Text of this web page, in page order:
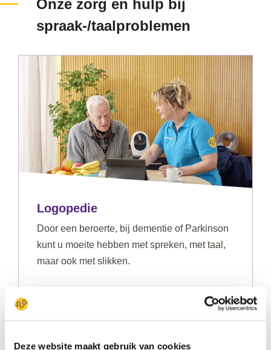
Deze website maakt gebruik van cookies
Onze zorg en hulp bij
spraak-/taalproblemen
Logopedie
Door een beroerte, bij dementie of Parkinson
kunt u moeite hebben met spreken, met taal,
maar ook met slikken.